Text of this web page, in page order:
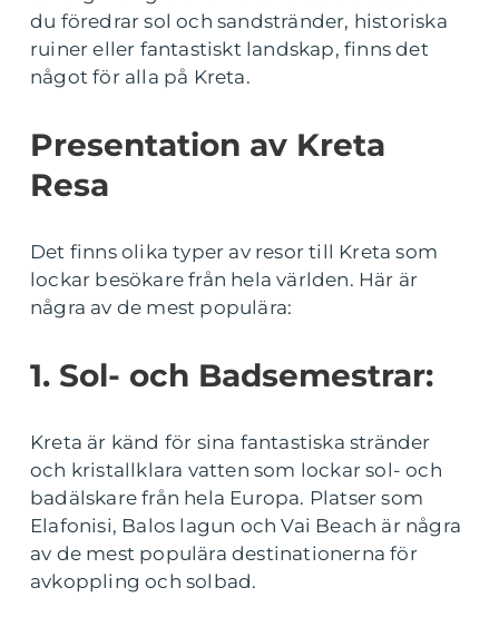
du föredrar sol och sandstränder, historiska
ruiner eller fantastiskt landskap, finns det
något för alla på Kreta.
Presentation av Kreta
Resa
Det finns olika typer av resor till Kreta som
lockar besökare från hela världen. Här är
några av de mest populära:
1. Sol- och Badsemestrar:
Kreta är känd för sina fantastiska stränder
och kristallklara vatten som lockar sol- och
badälskare från hela Europa. Platser som
Elafonisi, Balos lagun och Vai Beach är några
av de mest populära destinationerna för
avkoppling och solbad.